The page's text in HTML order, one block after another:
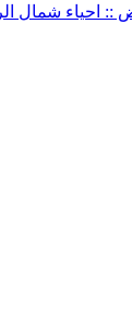
احياء شمال